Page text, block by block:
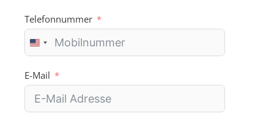
Telefonnummer
U
n
i
t
e
d
E-Mail